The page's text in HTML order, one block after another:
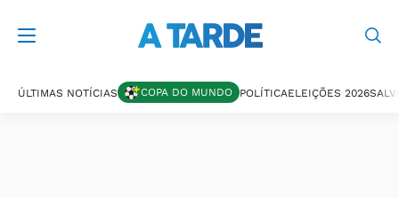
ÚLTIMAS NOTÍCIAS COPA DO MUNDO POLÍTICAELEIÇÕES 2026